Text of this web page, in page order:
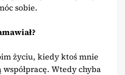
sobie.
życiu, kiedy ktoś mnie
Wtedy chyba